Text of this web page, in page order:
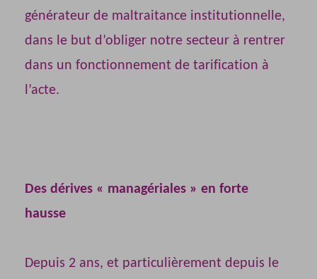
générateur de maltraitance institutionnelle,
dans le but d’obliger notre secteur à rentrer
dans un fonctionnement de tarification à
l’acte.
Des dérives « managériales » en forte
hausse
Depuis 2 ans, et particulièrement depuis le